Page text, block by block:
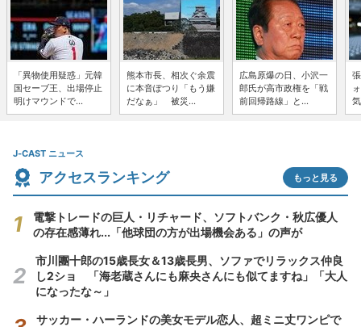
「異物使用疑惑」元韓
国セーブ王、出場停止
明けマウンドで...
熊本市長、相次ぐ余震
に本音ぽつり「もう嫌
だなぁ」 被災...
広島原爆の日、小沢一
郎氏が高市政権を「戦
前回帰路線」と...
J-CAST ニュース
アクセスランキング もっと見る
電撃トレードの巨人・リチャード、ソフトバンク・秋広優人
の存在感薄れ...「他球団の方が出場機会ある」の声が
市川團十郎の15歳長女＆13歳長男、ソファでリラックス仲良
し2ショ 「海老蔵さんにも麻央さんにも似てますね」「大人
になったな～」
サッカー・ハーランドの美女モデル恋人、超ミニ丈ワンピで